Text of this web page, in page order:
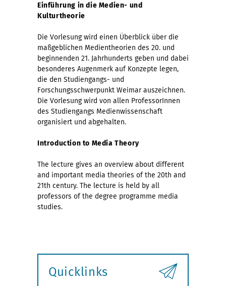
Einführung in die Medien- und
Kulturtheorie
Die Vorlesung wird einen Überblick über die
maßgeblichen Medientheorien des 20. und
beginnenden 21. Jahrhunderts geben und dabei
besonderes Augenmerk auf Konzepte legen,
die den Studiengangs- und
Forschungsschwerpunkt Weimar auszeichnen.
Die Vorlesung wird von allen ProfessorInnen
des Studiengangs Medienwissenschaft
organisiert und abgehalten.
Introduction to Media Theory
The lecture gives an overview about different
and important media theories of the 20th and
21th century. The lecture is held by all
professors of the degree programme media
studies.
Quicklinks